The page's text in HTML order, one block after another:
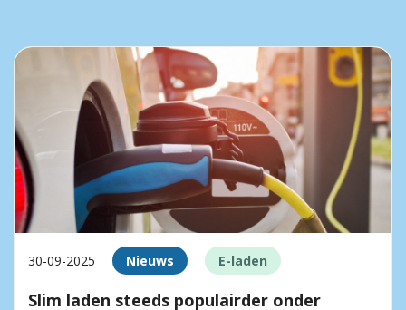
30-09-2025 Nieuws E-laden
Slim laden steeds populairder onder